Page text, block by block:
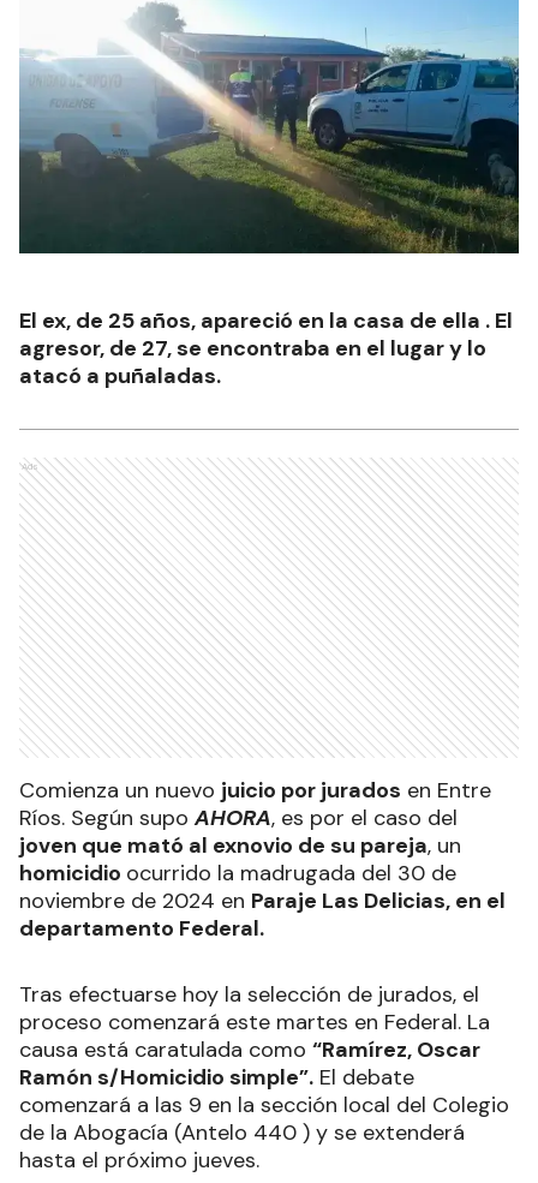
El ex, de 25 años, apareció en la casa de ella . El
agresor, de 27, se encontraba en el lugar y lo
atacó a puñaladas.
Ads
Comienza un nuevo juicio por jurados en Entre
Ríos. Según supoAHORA, es por el caso del
joven que mató al exnovio de su pareja, un
homicidio ocurrido la madrugada del 30 de
noviembre de 2024 en Paraje Las Delicias, en el
departamento Federal.
Tras efectuarse hoy la selección de jurados, el
proceso comenzará este martes en Federal. La
causa está caratulada como “Ramírez, Oscar
Ramón s/Homicidio simple”. El debate
comenzará a las 9 en la sección local del Colegio
de la Abogacía (Antelo 440 ) y se extenderá
hasta el próximo jueves.